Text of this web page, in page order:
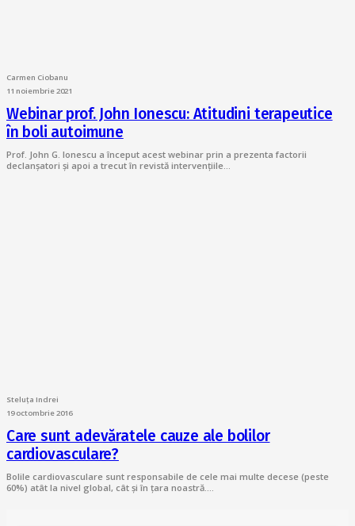
Carmen Ciobanu
11 noiembrie 2021
Webinar prof. John Ionescu: Atitudini terapeutice
în boli autoimune
Prof. John G. Ionescu a început acest webinar prin a prezenta factorii
declanșatori și apoi a trecut în revistă intervențiile…
Steluța Indrei
19 octombrie 2016
Care sunt adevăratele cauze ale bolilor
cardiovasculare?
Bolile cardiovasculare sunt responsabile de cele mai multe decese (peste
60%) atât la nivel global, cât și în țara noastră.…